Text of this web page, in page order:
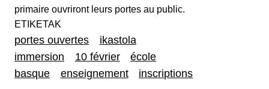
primaire ouvriront leurs portes au public.
ETIKETAK
portes ouvertes
ikastola
immersion
10 février
école
basque
enseignement inscriptions